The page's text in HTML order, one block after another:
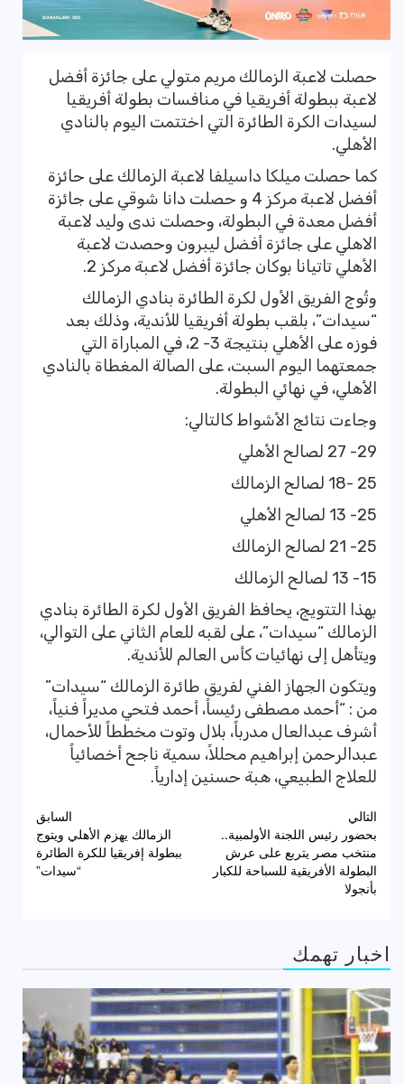
حصلت لاعبة الزمالك مريم متولي على جائزة أفضل
لاعبة ببطولة أفريقيا في منافسات بطولة أفريقيا
لسيدات الكرة الطائرة التي اختتمت اليوم بالنادي
الأهلي.
كما حصلت ميلكا داسيلفا لاعبة الزمالك على حائزة
أفضل لاعبة مركز 4 و حصلت دانا شوقي على جائزة
أفضل معدة في البطولة، وحصلت ندى وليد لاعبة
الاهلي على جائزة أفضل ليبرون وحصدت لاعبة
الأهلي تاتيانا بوكان جائزة أفضل لاعبة مركز 2.
وتُوج الفريق الأول لكرة الطائرة بنادي الزمالك
“سيدات”، بلقب بطولة أفريقيا للأندية، وذلك بعد
فوزه على الأهلي بنتيجة 3- 2، في المباراة التي
جمعتهما اليوم السبت، على الصالة المغطاة بالنادي
الأهلي، في نهائي البطولة.
وجاءت نتائج الأشواط كالتالي:
29- 27 لصالح الأهلي
25 -18 لصالح الزمالك
25- 13 لصالح الأهلي
25- 21 لصالح الزمالك
15- 13 لصالح الزمالك
بهذا التتويج، يحافظ الفريق الأول لكرة الطائرة بنادي
الزمالك “سيدات”، على لقبه للعام الثاني على التوالي،
ويتأهل إلى نهائيات كأس العالم للأندية.
ويتكون الجهاز الفني لفريق طائرة الزمالك “سيدات”
من : “أحمد مصطفى رئيساً، أحمد فتحي مديراً فنياً،
أشرف عبدالعال مدرباً، بلال وتوت مخططاً للأحمال،
عبدالرحمن إبراهيم محللاً، سمية ناجح أخصائياً
للعلاج الطبيعي، هبة حسنين إدارياً.
تصفّح
المقالات
السابق
الزمالك يهزم الأهلي ويتوج
ببطولة إفريقيا للكرة الطائرة
“سيدات”
التالي
بحضور رئيس اللجنة الأولمبية..
منتخب مصر يتربع على عرش
البطولة الأفريقية للسباحة للكبار
بأنجولا
اخبار تهمك